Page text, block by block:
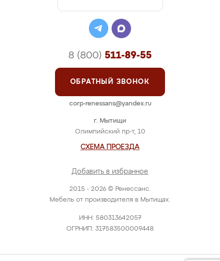
2015 - 2026 © Ренессанс.
Мебель от производителя в Мытищах.
ИНН: 580313642057
ОГРНИП: 317583500009448
г. Мытищи
Олимпийский пр-т, 10
СХЕМА ПРОЕЗДА
Добавить в избранное
8 (800) 511-89-55
ОБРАТНЫЙ ЗВОНОК
corp-renessans@yandex.ru